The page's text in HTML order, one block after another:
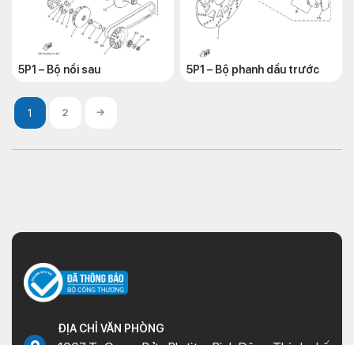
5P1 – Bộ nồi sau 5P1 – Bộ phanh dầu trước
2 →
ĐỊA CHỈ VĂN PHÒNG